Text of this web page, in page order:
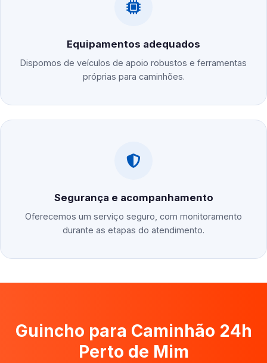
Equipamentos adequados
Dispomos de veículos de apoio robustos e ferramentas
próprias para caminhões.
Segurança e acompanhamento
Oferecemos um serviço seguro, com monitoramento
durante as etapas do atendimento.
Guincho para Caminhão 24h
Perto de Mim